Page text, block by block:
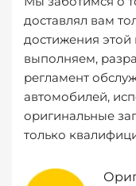
доставлял вам
достижения
выполняем,
регламент
автомобилей,
оригинальные
только